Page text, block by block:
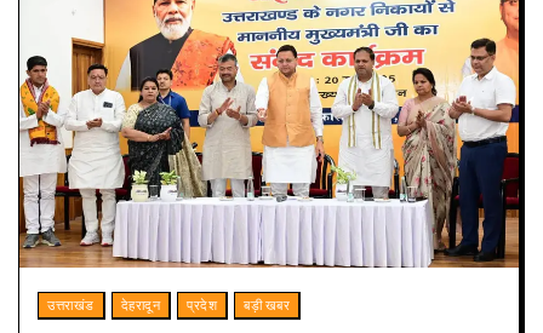
उत्तराखंड देहरादून प्रदेश बड़ी खबर